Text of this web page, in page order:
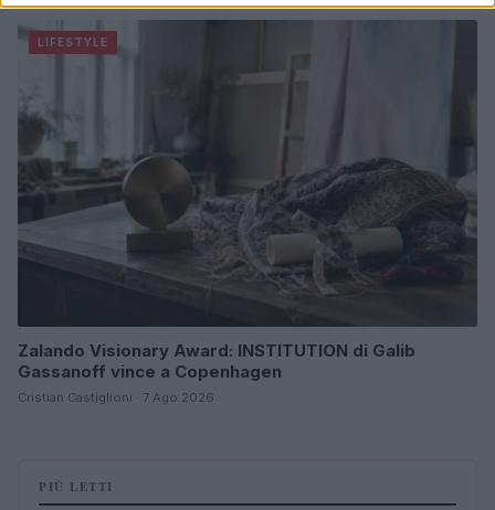
LIFESTYLE
Zalando Visionary Award: INSTITUTION di Galib
Gassanoff vince a Copenhagen
Cristian Castiglioni · 7 Ago 2026
PIÙ LETTI